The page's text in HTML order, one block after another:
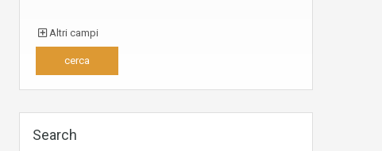
Altri campi
Search